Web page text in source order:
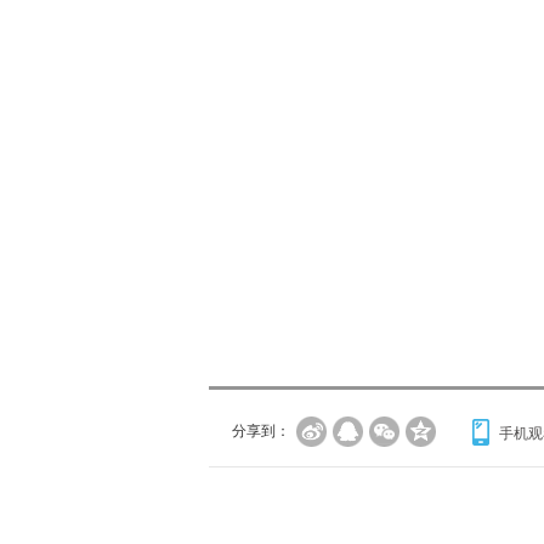
分享到： 手机